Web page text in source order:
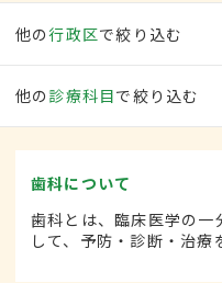
他の行政区で絞り込む
他の 診療科目で絞り込む
歯科について
歯科とは、臨床医学の一
して、予防・診断・治療